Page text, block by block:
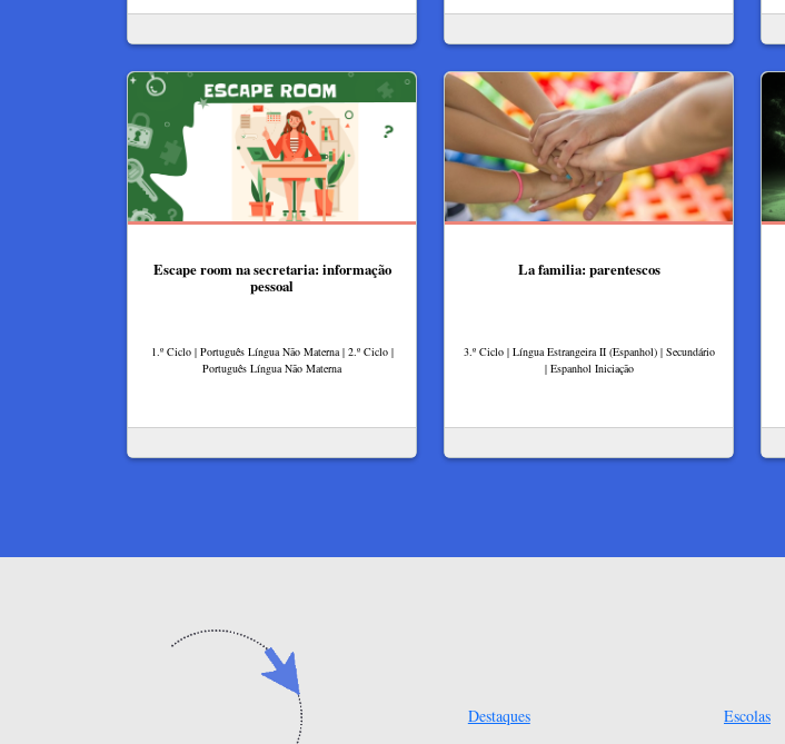
Escape room na secretaria: informação
pessoal
1.º Ciclo | Português Língua Não Materna | 2.º Ciclo |
Português Língua Não Materna
La familia: parentescos
3.º Ciclo | Língua Estrangeira II (Espanhol) | Secundário
| Espanhol Iniciação
Destaques Escolas